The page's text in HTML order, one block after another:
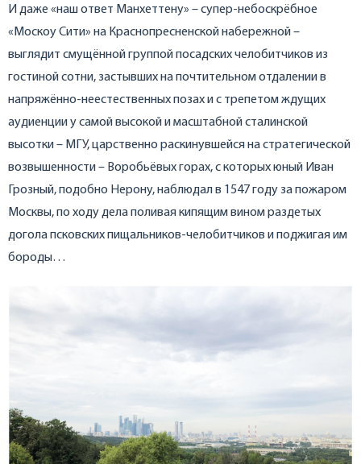
И даже «наш ответ Манхеттену» – супер-небоскрёбное
«Москоу Сити» на Краснопресненской набережной –
выглядит смущённой группой посадских челобитчиков из
гостиной сотни, застывших на почтительном отдалении в
напряжённо-неестественных позах и с трепетом ждущих
аудиенции у самой высокой и масштабной сталинской
высотки – МГУ, царственно раскинувшейся на стратегической
возвышенности – Воробьёвых горах, с которых юный Иван
Грозный, подобно Нерону, наблюдал в 1547 году за пожаром
Москвы, по ходу дела поливая кипящим вином раздетых
догола псковских пищальников-челобитчиков и поджигая им
бороды…